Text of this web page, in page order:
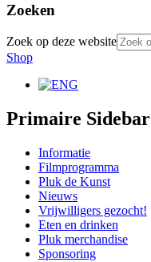
Zoeken
Zoek op deze website
Shop
Primaire Sidebar
Informatie
Filmprogramma
Pluk de Kunst
Nieuws
Vrijwilligers gezocht!
Eten en drinken
Pluk merchandise
Sponsoring